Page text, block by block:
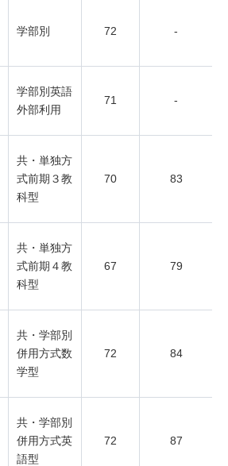
学部別 72 -
学部別英語
外部利用
71 -
共・単独方
式前期３教
科型
70 83
共・単独方
式前期４教
科型
67 79
共・学部別
併用方式数
学型
72 84
共・学部別
併用方式英
語型
72 87